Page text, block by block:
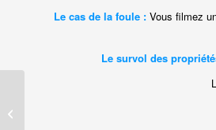
Le cas de la foule : Vous filmez
Le survol des